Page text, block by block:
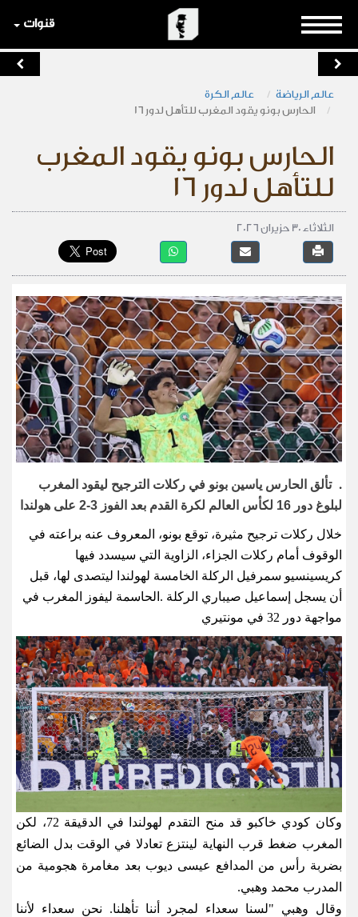
قنوات
عالم الرياضة
عالم الكرة
الحارس بونو يقود المغرب للتأهل لدور 16
الحارس بونو يقود المغرب
للتأهل لدور 16
الثلاثاء 30 حزيران 2026
.تألق الحارس ياسين بونو في ركلات الترجيح ليقود المغرب
لبلوغ دور 16 لكأس العالم لكرة القدم بعد ​الفوز 3-2 على هولندا
خلال ركلات ترجيح مثيرة، توقع بونو، المعروف عنه براعته ‌في
الوقوف أمام ركلات الجزاء، الزاوية التي سيسدد فيها
كريسينسيو سمرفيل الركلة الخامسة لهولندا ليتصدى لها، قبل
أن يسجل إسماعيل صيباري الركلة .الحاسمة ليفوز المغرب في
مواجهة دور 32 في مونتيري
وكان كودي خاكبو قد منح التقدم لهولندا في الدقيقة 72، لكن
المغرب ضغط قرب النهاية لينتزع تعادلا في الوقت بدل الضائع
بضربة رأس من المدافع عيسى ديوب بعد ​مغامرة هجومية من
المدرب محمد وهبي.
وقال وهبي "لسنا سعداء لمجرد أننا تأهلنا. نحن سعداء لأننا